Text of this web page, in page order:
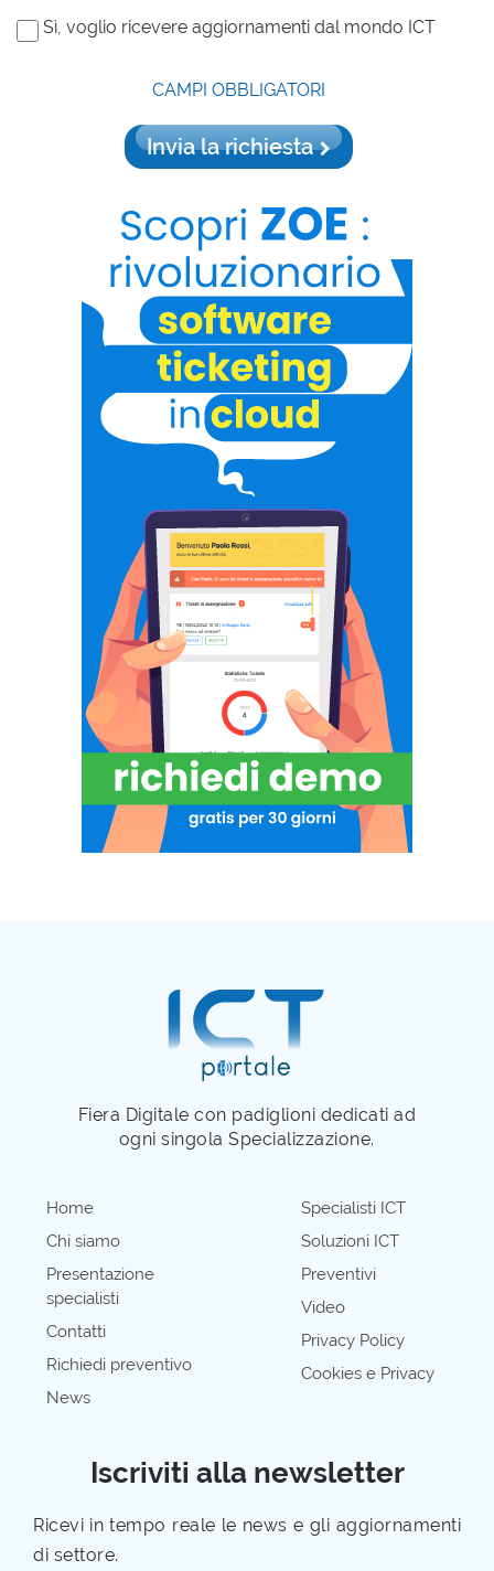
Sì, voglio ricevere aggiornamenti dal mondo ICT
CAMPI OBBLIGATORI
Invia la richiesta
Fiera Digitale con padiglioni dedicati ad
ogni singola Specializzazione.
Home
Chi siamo
Presentazione
specialisti
Contatti
Richiedi preventivo
News
Specialisti ICT
Soluzioni ICT
Preventivi
Video
Privacy Policy
Cookies e Privacy
Iscriviti alla newsletter
Ricevi in tempo reale le news e gli aggiornamenti
di settore.